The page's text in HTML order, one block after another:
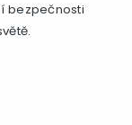
bezpečnosti